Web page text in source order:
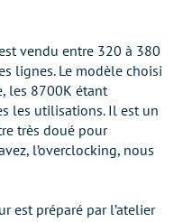
vendu entre 320 à 380
lignes. Le modèle choisi
les 8700K étant
les utilisations. Il est un
très doué pour
l’overclocking, nous
est préparé par l’atelier